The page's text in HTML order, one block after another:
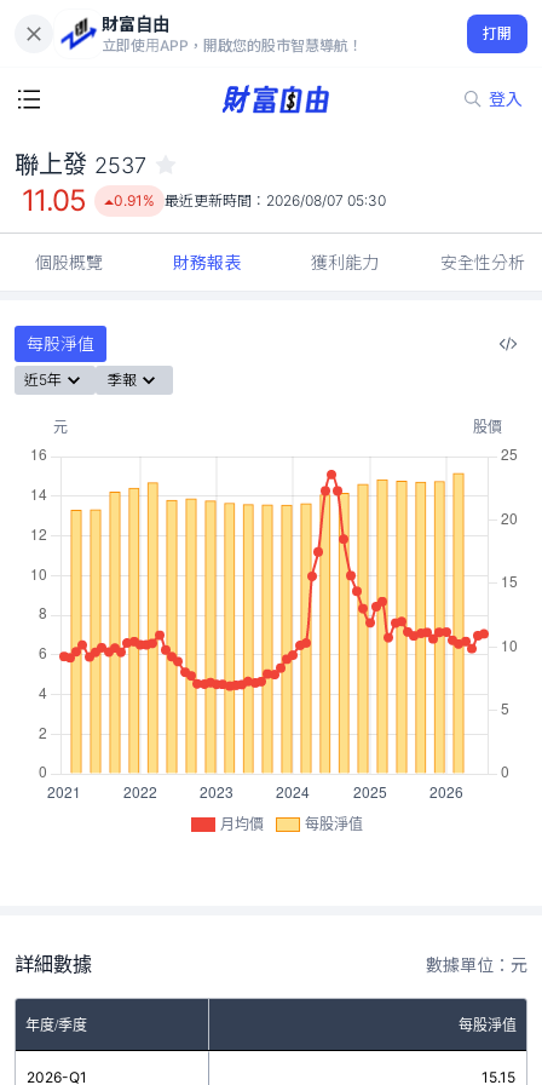
財富自由
立即使用APP，開啟您的股市智慧導航！
打開
登入
11.05
0.91%
聯上發 2537
11.05 0.91% 最近更新時間： 2026/08/07 05:30
個股概覽 財務報表 獲利能力 安全性分析
每股淨值
近5年 季報
月均價 每股淨值
詳細數據 數據單位：元
年度/季度 每股淨值
2026-Q1 15.15